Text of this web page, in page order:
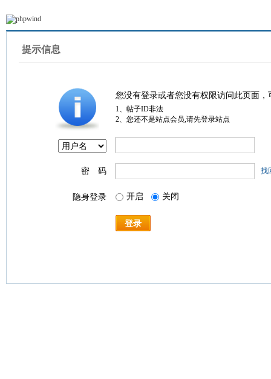
提示信息
您没有登录或者您没有权限访问此页面
1、帖子ID非法
2、您还不是站点会员,请先登录站点
密 码 找
隐身登录 开启 关闭
登录